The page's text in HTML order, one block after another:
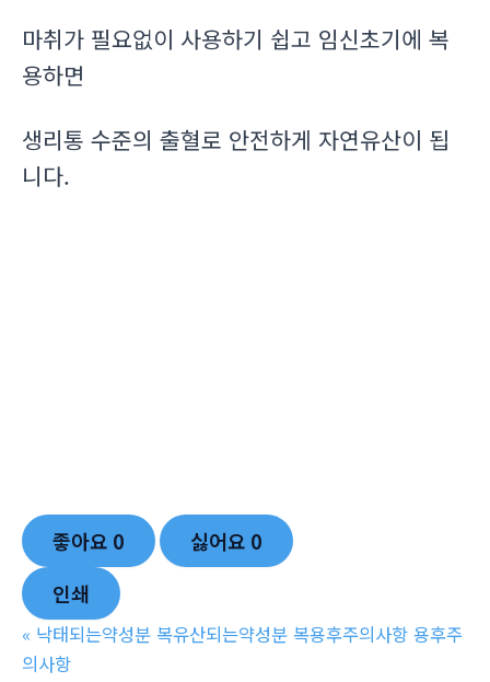
마취가 필요없이 사용하기 쉽고 임신초기에 복
용하면
생리통 수준의 출혈로 안전하게 자연유산이 됩
니다.
좋아요 0 싫어요 0
인쇄
« 낙태되는약성분 복유산되는약성분 복용후주의사항 용후주
의사항